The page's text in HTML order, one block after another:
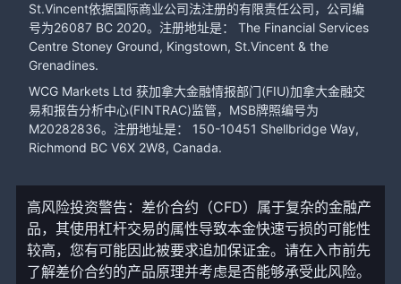
St.Vincent依据国际商业公司法注册的有限责任公司，公司编
号为26087 BC 2020。注册地址是： The Financial Services
Centre Stoney Ground, Kingstown, St.Vincent & the
Grenadines.
WCG Markets Ltd 获加拿大金融情报部门(FIU)加拿大金融交
易和报告分析中心(FINTRAC)监管，MSB牌照编号为
M20282836。注册地址是： 150-10451 Shellbridge Way,
Richmond BC V6X 2W8, Canada.
高风险投资警告：差价合约（CFD）属于复杂的金融产
品，其使用杠杆交易的属性导致本金快速亏损的可能性
较高，您有可能因此被要求追加保证金。请在入市前先
了解差价合约的产品原理并考虑是否能够承受此风险。